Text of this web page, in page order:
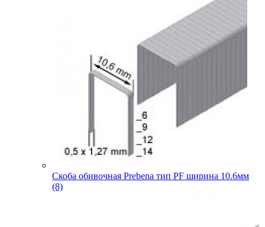
Скоба обивочная Prebena тип PF ширина 10.6мм
(8)